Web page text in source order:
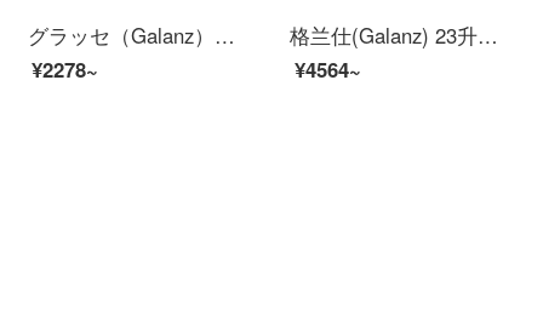
グラッセ（Galanz）手持料理棒多機能補食機ミキサー肉挽き器電動打卵器ジューサーステンレス刀ヘッドWJ 2003黒
¥2278~
格兰仕(Galanz) 23升家用平板微波炉 智能光波炉下拉门 蒸汽补水 快速解冻 宝宝菜单G80F23CN3XL-R6(S8)
¥4564~